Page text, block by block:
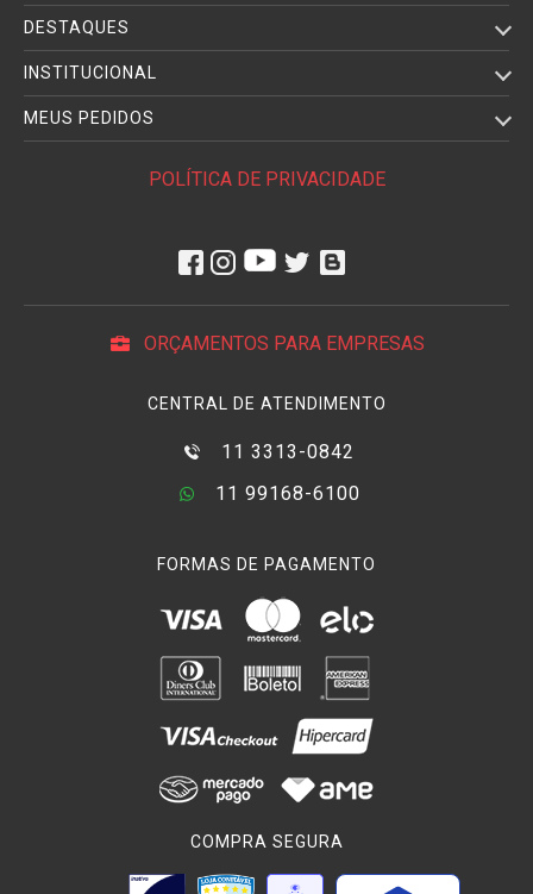
DESTAQUES
INSTITUCIONAL
MEUS PEDIDOS
POLÍTICA DE PRIVACIDADE
ORÇAMENTOS PARA EMPRESAS
CENTRAL DE ATENDIMENTO
11 3313-0842
11 99168-6100
FORMAS DE PAGAMENTO
COMPRA SEGURA